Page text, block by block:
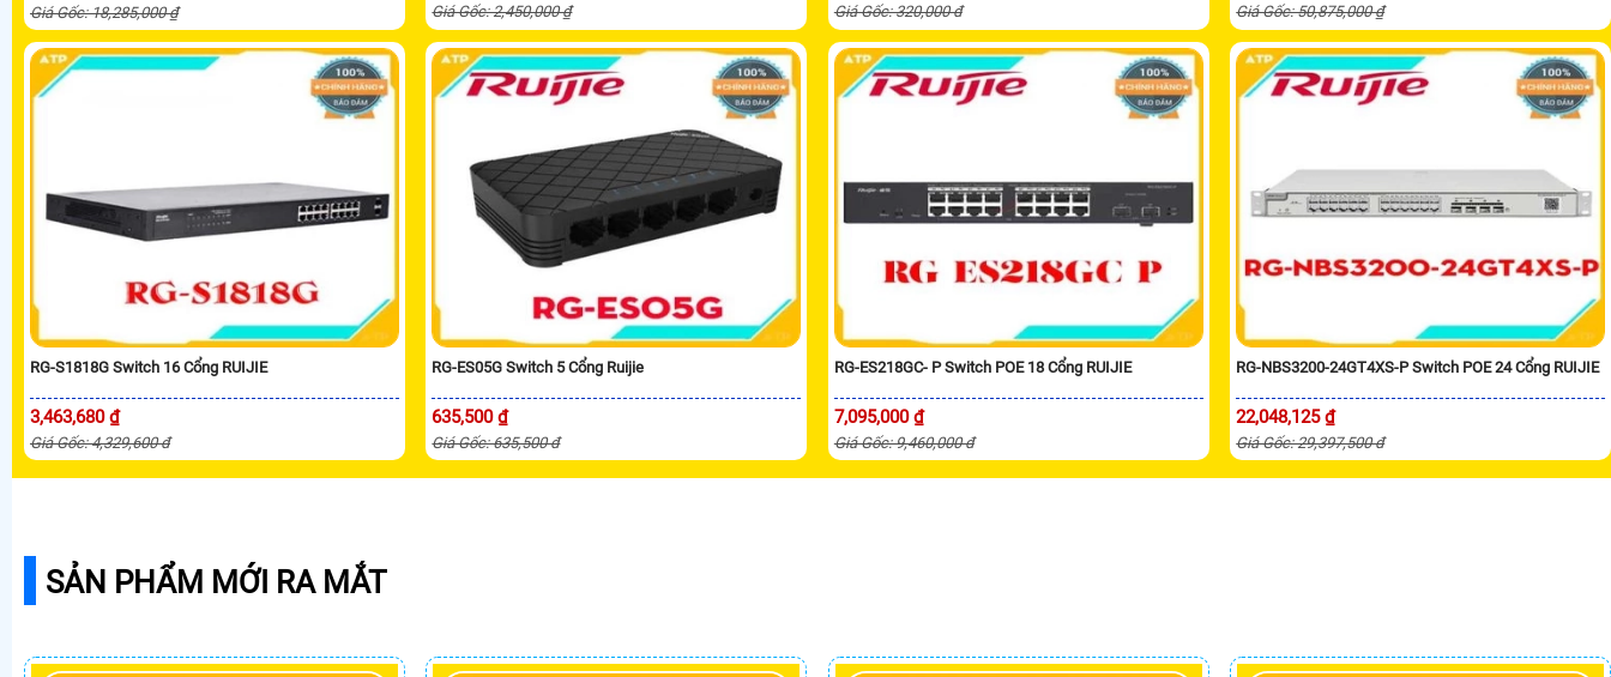
Giá Gốc: 18,285,000 ₫ Giá Gốc: 2,450,000 ₫ Giá Gốc: 320,000 đ Giá Gốc: 50,875,000 ₫
RG-S1818G Switch 16 Cổng RUIJIE
3,463,680 ₫
Giá Gốc: 4,329,600 đ
RG-ES05G Switch 5 Cổng Ruijie
635,500 ₫
Giá Gốc: 635,500 đ
RG-ES218GC- P Switch POE 18 Cổng RUIJIE
7,095,000 ₫
Giá Gốc: 9,460,000 đ
RG-NBS3200-24GT4XS-P Switch POE 24 Cổng RUIJIE
22,048,125 ₫
Giá Gốc: 29,397,500 đ
SẢN PHẨM MỚI RA MẮT